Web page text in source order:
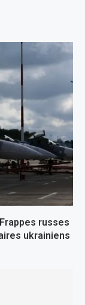
russes
ukrainiens